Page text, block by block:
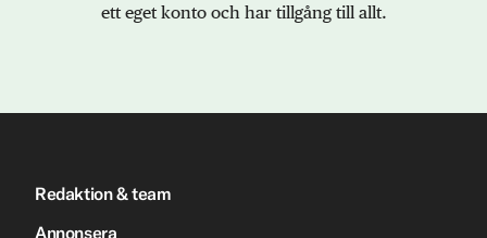
ett eget konto och har tillgång till allt.
Redaktion & team
Annonsera